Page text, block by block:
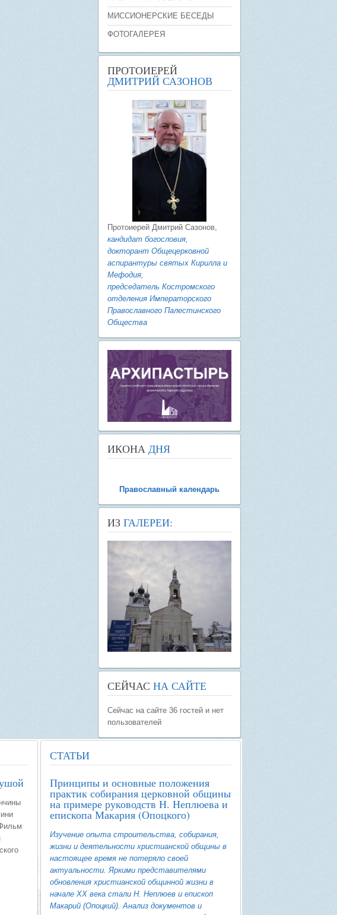
МИССИОНЕРСКИЕ БЕСЕДЫ
ФОТОГАЛЕРЕЯ
ПРОТОИЕРЕЙ
ДМИТРИЙ САЗОНОВ
Протоиерей Дмитрий Сазонов,
кандидат богословия,
докторант Общецерковной
аспирантуры святых Кирилла и
Мефодия,
председатель Костромского
отделения Императорского
Православного Палестинского
Общества
ИКОНА ДНЯ
Православный календарь
ИЗ ГАЛЕРЕИ:
СЕЙЧАС НА САЙТЕ
Сейчас на сайте 36 гостей и нет
пользователей
СТАТЬИ
Принципы и основные положения
практик собирания церковной общины
на примере руководств Н. Неплюева и
епископа Макария (Опоцкого)
Изучение опыта строительства, собирания,
жизни и деятельности христианской общины в
настоящее время не потеряло своей
актуальности. Яркими представителями
обновления христианской общинной жизни в
начале ХХ века стали Н. Неплюев и епископ
Макарий (Опоцкий). Анализ документов и